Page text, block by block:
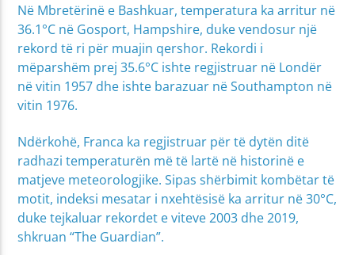
Në Mbretërinë e Bashkuar, temperatura ka arritur në
36.1°C në Gosport, Hampshire, duke vendosur një
rekord të ri për muajin qershor. Rekordi i
mëparshëm prej 35.6°C ishte regjistruar në Londër
në vitin 1957 dhe ishte barazuar në Southampton në
vitin 1976.
Ndërkohë, Franca ka regjistruar për të dytën ditë
radhazi temperaturën më të lartë në historinë e
matjeve meteorologjike. Sipas shërbimit kombëtar të
motit, indeksi mesatar i nxehtësisë ka arritur në 30°C,
duke tejkaluar rekordet e viteve 2003 dhe 2019,
shkruan “The Guardian”.